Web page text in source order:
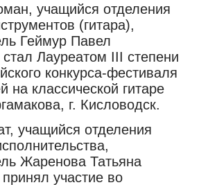
учащийся отделения
(гитара),
Геймур Павел
Лауреатом III степени
конкурса-фестиваля
на классической гитаре
г. Кисловодск.
учащийся отделения
Жаренова Татьяна
участие во